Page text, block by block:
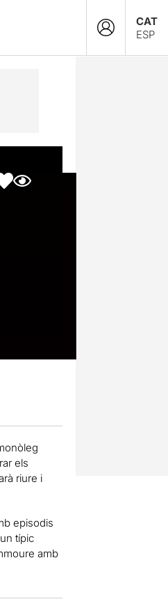
CAT
ESP
els
riure i
episodis
típic
amb